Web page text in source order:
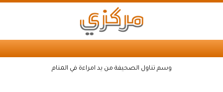
وسم تناول الصحيفة من يد امراءة في المنام